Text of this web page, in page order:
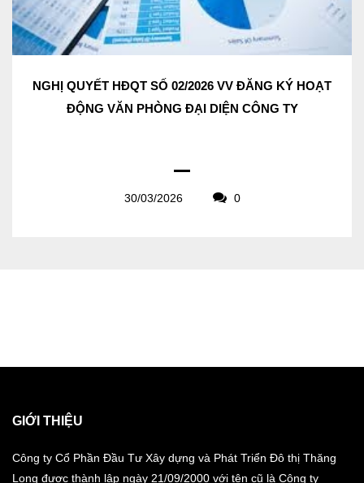
NGHỊ QUYẾT HĐQT SỐ 02/2026 VV ĐĂNG KÝ HOẠT
ĐỘNG VĂN PHÒNG ĐẠI DIỆN CÔNG TY
30/03/2026 0
GIỚI THIỆU
Công ty Cổ Phần Đầu Tư Xây dựng và Phát Triển Đô thị Thăng
Long được thành lập ngày 21/09/2000 với tên cũ là Công ty